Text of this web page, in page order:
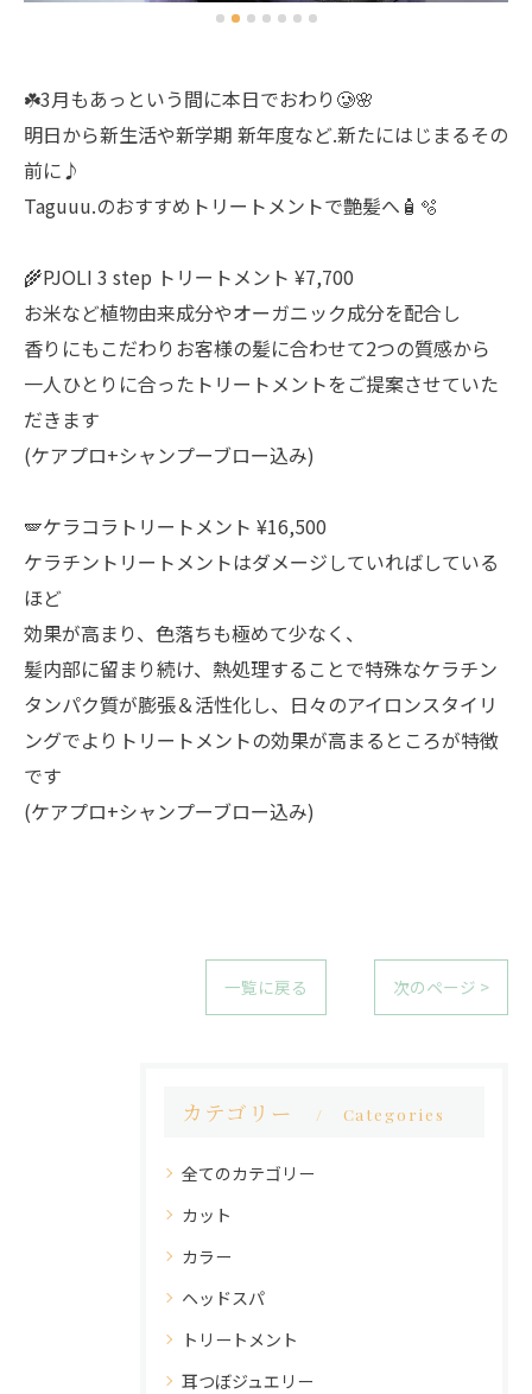
☘️3月もあっという間に本日でおわり🥲🌸
明日から新生活や新学期 新年度など.新たにはじまるその
前に♪
Taguuu.のおすすめトリートメントで艶髪へ🧴🫧
🌾PJOLI 3 step トリートメント ¥7,700
お米など植物由来成分やオーガニック成分を配合し
香りにもこだわりお客様の髪に合わせて2つの質感から
一人ひとりに合ったトリートメントをご提案させていた
だきます
(ケアプロ+シャンプーブロー込み)
🪽ケラコラトリートメント ¥16,500
ケラチントリートメントはダメージしていればしている
ほど
効果が高まり、色落ちも極めて少なく、
髪内部に留まり続け、熱処理することで特殊なケラチン
タンパク質が膨張＆活性化し、日々のアイロンスタイリ
ングでよりトリートメントの効果が高まるところが特徴
です
(ケアプロ+シャンプーブロー込み)
一覧に戻る 次のページ >
カテゴリー Categories
全てのカテゴリー
カット
カラー
ヘッドスパ
トリートメント
耳つぼジュエリー